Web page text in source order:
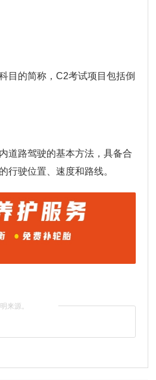
目的简称，C2考试项目包括倒
道路驾驶的基本方法，具备合
行驶位置、速度和路线。
来源。